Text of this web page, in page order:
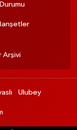
Arşivi
Ulubey